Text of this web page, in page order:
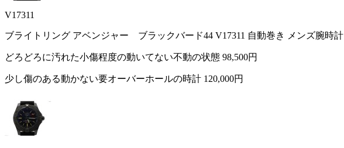
V17311
ブライトリング アベンジャー ブラックバード44 V17311 自動巻き メンズ腕時計
どろどろに汚れた小傷程度の動いてない不動の状態 98,500円
少し傷のある動かない要オーバーホールの時計 120,000円